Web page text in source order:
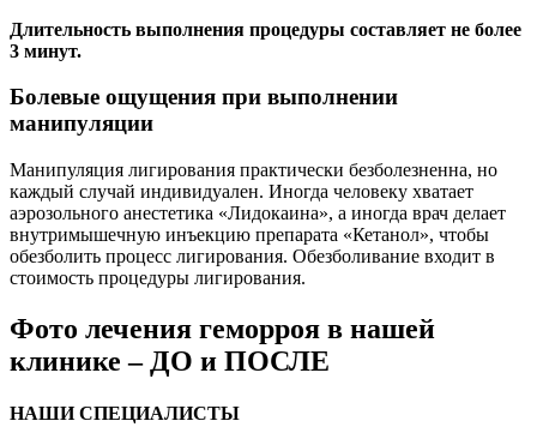
Длительность выполнения процедуры составляет не более
3 минут.
Болевые ощущения при выполнении
манипуляции
Манипуляция лигирования практически безболезненна, но
каждый случай индивидуален. Иногда человеку хватает
аэрозольного анестетика «Лидокаина», а иногда врач делает
внутримышечную инъекцию препарата «Кетанол», чтобы
обезболить процесс лигирования. Обезболивание входит в
стоимость процедуры лигирования.
Фото лечения геморроя в нашей
клинике – ДО и ПОСЛЕ
НАШИ СПЕЦИАЛИСТЫ